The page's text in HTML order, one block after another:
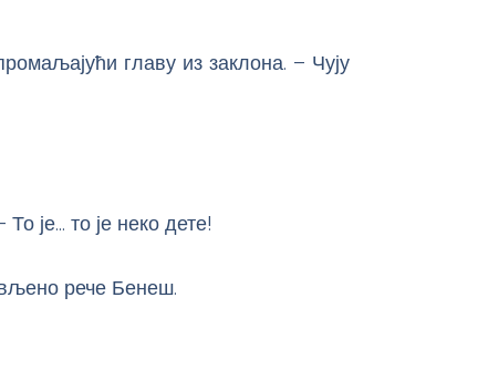
главу из заклона. – Чују
је… то је неко дете!
рече Бенеш.